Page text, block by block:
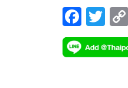
F
ac
e
T
wi
tt